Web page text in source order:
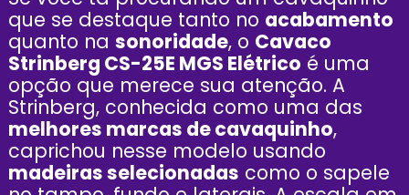
que se destaque tanto no acabamento
quanto na sonoridade, o Cavaco
Strinberg CS-25E MGS Elétrico é uma
opção que merece sua atenção. A
Strinberg, conhecida como uma das
melhores marcas de cavaquinho,
caprichou nesse modelo usando
madeiras selecionadas como o sapele